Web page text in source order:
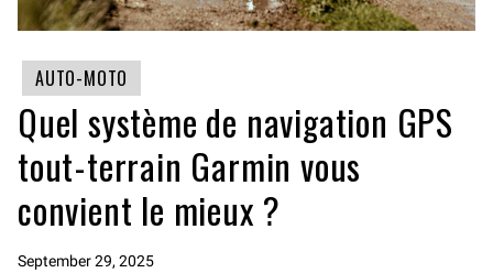
AUTO-MOTO
Quel système de navigation GPS
tout-terrain Garmin vous
convient le mieux ?
September 29, 2025